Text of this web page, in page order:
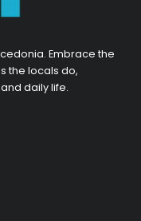
Embrace the
the locals do,
daily life.